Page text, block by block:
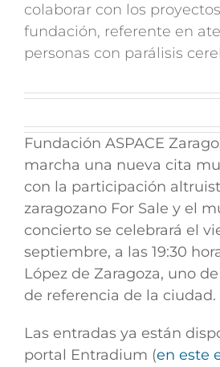
colaborar con los
fundación, referente en
personas con parálisis
Fundación ASPACE
marcha una nueva cita
con la participación
zaragozano For Sale y el
concierto se celebrará el
septiembre, a las 19:30
López de Zaragoza, uno
de referencia de la ciudad.
Las entradas ya están
portal Entradium (en este